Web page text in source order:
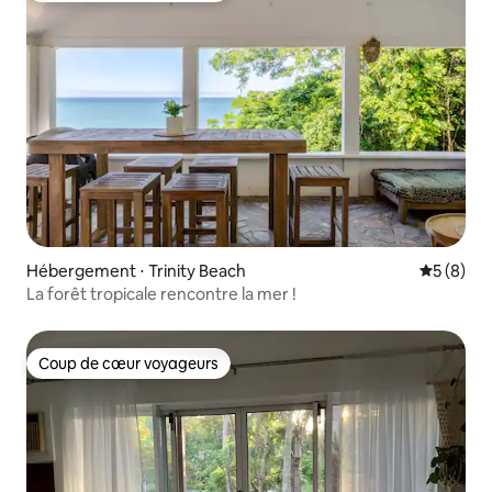
Hébergement ⋅ Trinity Beach
5 (8)
La forêt tropicale rencontre la mer !
Coup de cœur voyageurs
Coup de cœur voyageurs